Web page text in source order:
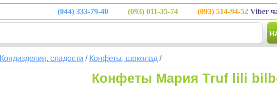
(044) 333-79-40 (093) 011-35-74 (093) 514-94-52 Viber
Кондизделия, сладости / Конфеты, шоколад /
Конфеты Мария Truf lili